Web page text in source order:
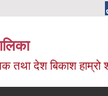
तथा देश बिकाश हाम्रो